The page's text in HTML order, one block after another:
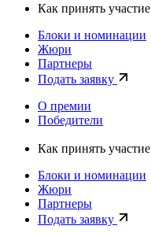
Как принять участие
Блоки и номинации
Жюри
Партнеры
Подать заявку
О премии
Победители
Как принять участие
Блоки и номинации
Жюри
Партнеры
Подать заявку